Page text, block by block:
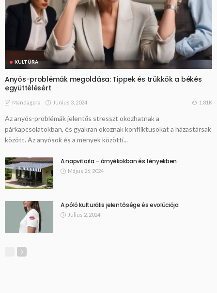
KULTÚRA
Anyós-problémák megoldása: Tippek és trükkök a békés
együttélésért
Mandagora Június 3, 2024 1.81K
Az anyós-problémák jelentős stresszt okozhatnak a
párkapcsolatokban, és gyakran okoznak konfliktusokat a házastársak
között. Az anyósok és a menyek közötti...
A napvitorla – árnyékokban és fényekben
Május 26, 2024
A póló kulturális jelentősége és evolúciója
Július 2, 2024